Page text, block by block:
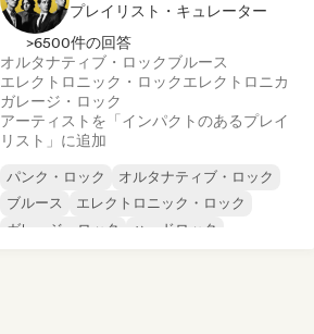
プレイリスト・キュレーター
>6500件の回答
オルタナティブ・ロックブルース
エレクトロニック・ロックエレクトロニカ
ガレージ・ロック
アーティストを「インパクトのあるプレイ
リスト」に追加
パンク・ロック
オルタナティブ・ロック
ブルース
エレクトロニック・ロック
ガレージ・ロック
ハードロック